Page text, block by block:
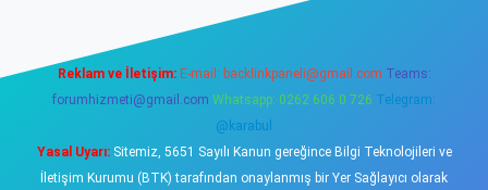
Reklam ve İletişim: E-mail: backlinkpaneli@gmail.com Teams:
forumhizmeti@gmail.com Whatsapp: 0262 606 0 726 Telegram:
@karabul
Yasal Uyarı:Sitemiz, 5651 Sayılı Kanun gereğince Bilgi Teknolojileri ve
İletişim Kurumu (BTK) tarafından onaylanmış bir Yer Sağlayıcı olarak